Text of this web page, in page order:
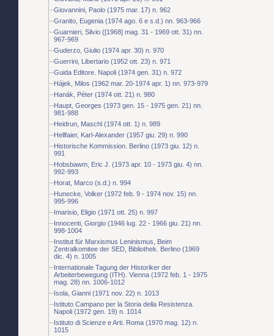
Giovannini, Paolo (1975 mar. 17) n. 962
Granito, Eugenia (1974 ago. 6 e s.d.) nn. 963-966
Guarnieri, Silvio ([1968] mag. 31 - 1969 ott. 31) nn.
967-969
Guderzo, Giulio (1974 apr. 30) n. 970
Guerrini, Libertario (1952 ott. 23) n. 971
Guida Editore. Napoli (1974 gen. 31) n. 972
Hájek, Milos (1962 mar. 20-1974 apr. 1) nn. 973-979
Hanák, Péter (1974 ott. 21) n. 980
Haupt, Georges (1973 gen. 15 - 1975 gen. 21) nn.
981-988
Heidrun, Maschl (1974 ott. 1) n. 989
Hellfaier, Karl-Alexander (1957 giu. 29) n. 990
Historische Kommission. Berlino (1973 giu. 12) n.
991
Hobsbawm, Eric J. (1973 apr. 10 - 1973 giu. 4) nn.
992-993
Horat, Marco (s.d.) n. 994
Hunecke, Volker (1972 feb. 9 - 1974 nov. 15) nn.
995-996
Imarisio, Eligio (1971 ott. 25) n. 997
Innocenti, Giorgio (1946 lug. 22 - 1966 giu. 21) nn.
998-1004
Institut für Marxismus Leninismus, Beim
Zentralkomitee der SED, Bibliothek. Berlino (1969
dic. 4) n. 1005
Internationale Tagung der Historiker der
Arbeiterbewegung (ITH). Vienna (1972 feb. 1 - 1975
mag. 28) nn. 1006-1012
Isola, Gianni (1971 nov. 22) n. 1013
Istituto Campano per la Storia della Resistenza.
Napoli (1972 gen. 19) n. 1014
Istituto di Scienze e Arti. Roma (1970 mag. 12) n.
1015